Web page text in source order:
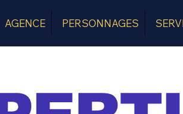
AGENCE PERSONNAGES